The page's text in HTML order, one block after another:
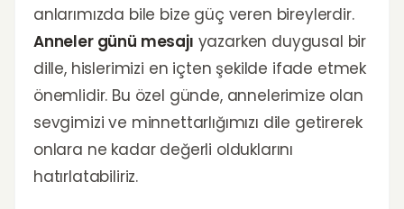
anlarımızda bile bize güç veren bireylerdir.
Anneler günü mesajı yazarken duygusal bir
dille, hislerimizi en içten şekilde ifade etmek
önemlidir. Bu özel günde, annelerimize olan
sevgimizi ve minnettarlığımızı dile getirerek
onlara ne kadar değerli olduklarını
hatırlatabiliriz.